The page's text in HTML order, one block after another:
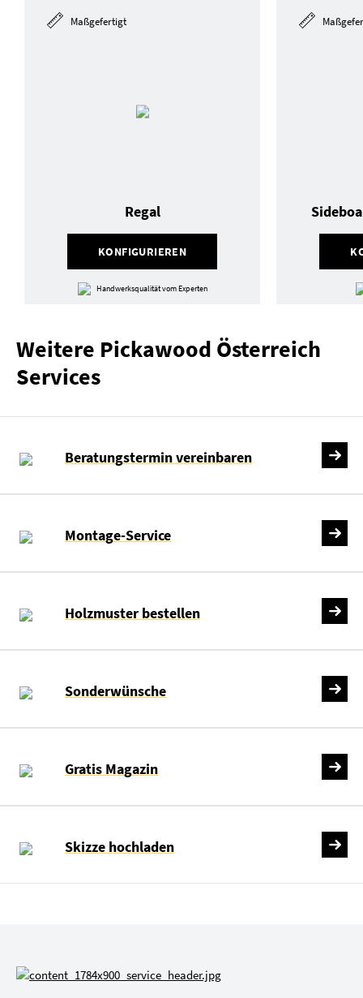
Maßgefertigt
KONFIGURIEREN
Regal
Handwerksqualität vom Experten
Weitere Pickawood Österreich
Services
Beratungstermin vereinbaren
Montage-Service
Holzmuster bestellen
Sonderwünsche
Gratis Magazin
Skizze hochladen